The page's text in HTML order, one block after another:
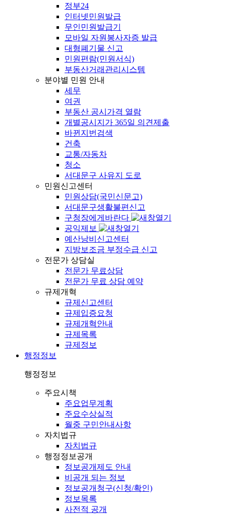
정부24
인터넷민원발급
무인민원발급기
모바일 자원봉사자증 발급
대형폐기물 신고
민원편람(민원서식)
부동산거래관리시스템
분야별 민원 안내
세무
여권
부동산 공시가격 열람
개별공시지가 365일 의견제출
바뀐지번검색
건축
교통/자동차
청소
서대문구 사유지 도로
민원신고센터
민원상담(국민신문고)
서대문구생활불편신고
구청장에게바란다
공익제보
예산낭비신고센터
지방보조금 부정수급 신고
전문가 상담실
전문가 무료상담
전문가 무료 상담 예약
규제개혁
규제신고센터
규제입증요청
규제개혁안내
규제목록
규제정보
행정정보
행정정보
주요시책
주요업무계획
주요수상실적
월중 구민안내사항
자치법규
자치법규
행정정보공개
정보공개제도 안내
비공개 되는 정보
정보공개청구(신청/확인)
정보목록
사전적 공개